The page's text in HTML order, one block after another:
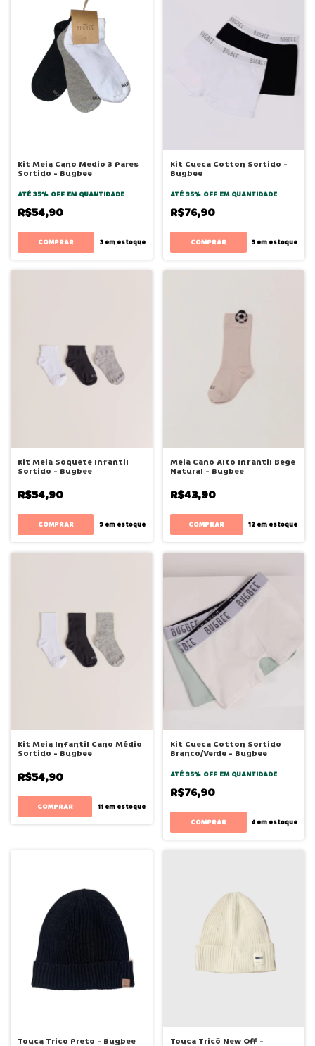
Kit Meia Cano Medio 3 Pares
Sortido - Bugbee
ATÉ 35% OFF EM QUANTIDADE
R$54,90
COMPRAR 3em estoque
Kit Cueca Cotton Sortido -
Bugbee
ATÉ 35% OFF EM QUANTIDADE
R$76,90
COMPRAR 3 em estoque
Kit Meia Soquete Infantil
Sortido - Bugbee
R$54,90
COMPRAR 9em estoque
Meia Cano Alto Infantil Bege
Natural - Bugbee
R$43,90
COMPRAR 12 em estoque
Kit Meia Infantil Cano Médio
Sortido - Bugbee
R$54,90
COMPRAR 11em estoque
Kit Cueca Cotton Sortido
Branco/Verde - Bugbee
ATÉ 35% OFF EM QUANTIDADE
R$76,90
COMPRAR 4 em estoque
Touca Trico Preto - Bugbee Touca Tricô New Off -